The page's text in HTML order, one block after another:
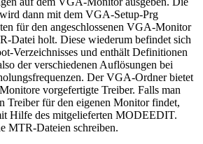
dann mit dem VGA-Setup-Prg
für den angeschlossenen VGA-Monitor
Datei holt. Diese wiederum befindet sich
Verzeichnisses und enthält Definitionen
der verschiedenen Auflösungen bei
Der VGA-Ordner bietet
vorgefertigte Treiber. Falls man
Treiber für den eigenen Monitor findet,
Hilfe des mitgelieferten MODEEDIT.
MTR-Dateien schreiben.